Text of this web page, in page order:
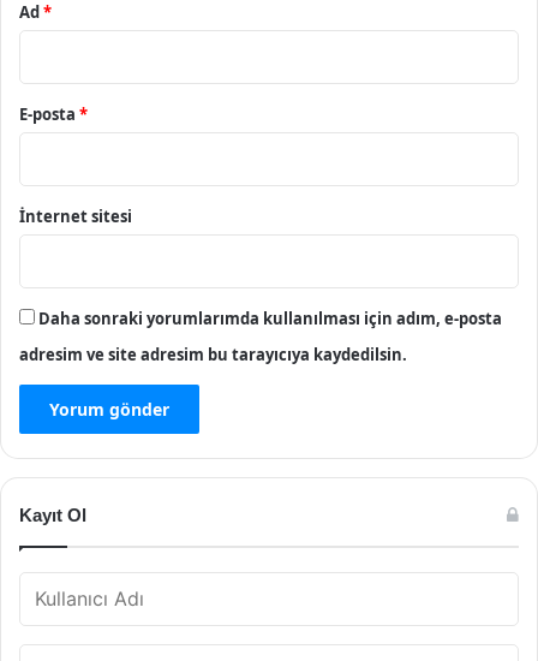
Ad*
E-posta *
İnternet sitesi
Daha sonraki yorumlarımda kullanılması için adım, e-posta
adresim ve site adresim bu tarayıcıya kaydedilsin.
Kayıt Ol